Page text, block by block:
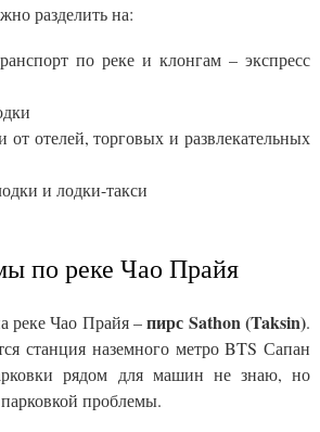
разделить на:
по реке и клонгам – экспресс
от отелей, торговых и развлекательных
и лодки-такси
по реке Чао Прайя
реке Чао Прайя –пирс Sathon (Taksin).
станция наземного метро BTS Сапан
рядом для машин не знаю, но
проблемы.